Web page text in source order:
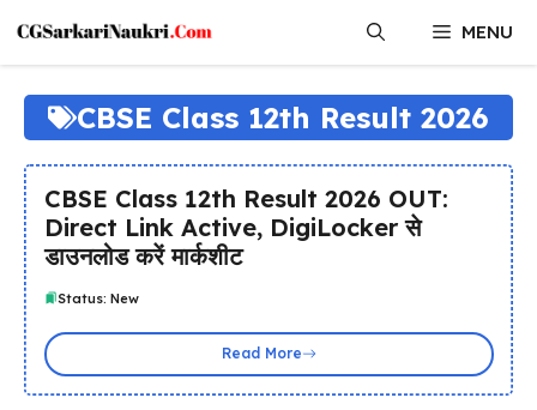
content
MENU
CBSE Class 12th Result 2026
CBSE Class 12th Result 2026 OUT:
Direct Link Active, DigiLocker से
डाउनलोड करें मार्कशीट
Status: New
Read More